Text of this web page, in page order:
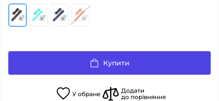
Купити
У обране
Додати
до порівняння